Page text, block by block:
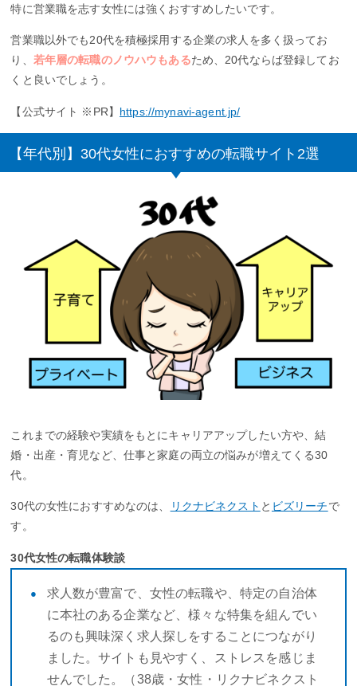
特に営業職を志す女性には強くおすすめしたいです。
営業職以外でも20代を積極採用する企業の求人を多く扱ってお
り、 若年層の転職のノウハウもあるため、20代ならば登録してお
くと良いでしょう。
【公式サイト ※PR】 https://mynavi-agent.jp/
【年代別】30代女性におすすめの転職サイト2選
これまでの経験や実績をもとにキャリアアップしたい方や、結
婚・出産・育児など、仕事と家庭の両立の悩みが増えてくる30
代。
30代の女性におすすめなのは、 リクナビネクスト と ビズリーチで
す。
30代女性の転職体験談
求人数が豊富で、女性の転職や、特定の自治体
に本社のある企業など、様々な特集を組んでい
るのも興味深く求人探しをすることにつながり
ました。サイトも見やすく、ストレスを感じま
せんでした。（38歳・女性・リクナビネクスト